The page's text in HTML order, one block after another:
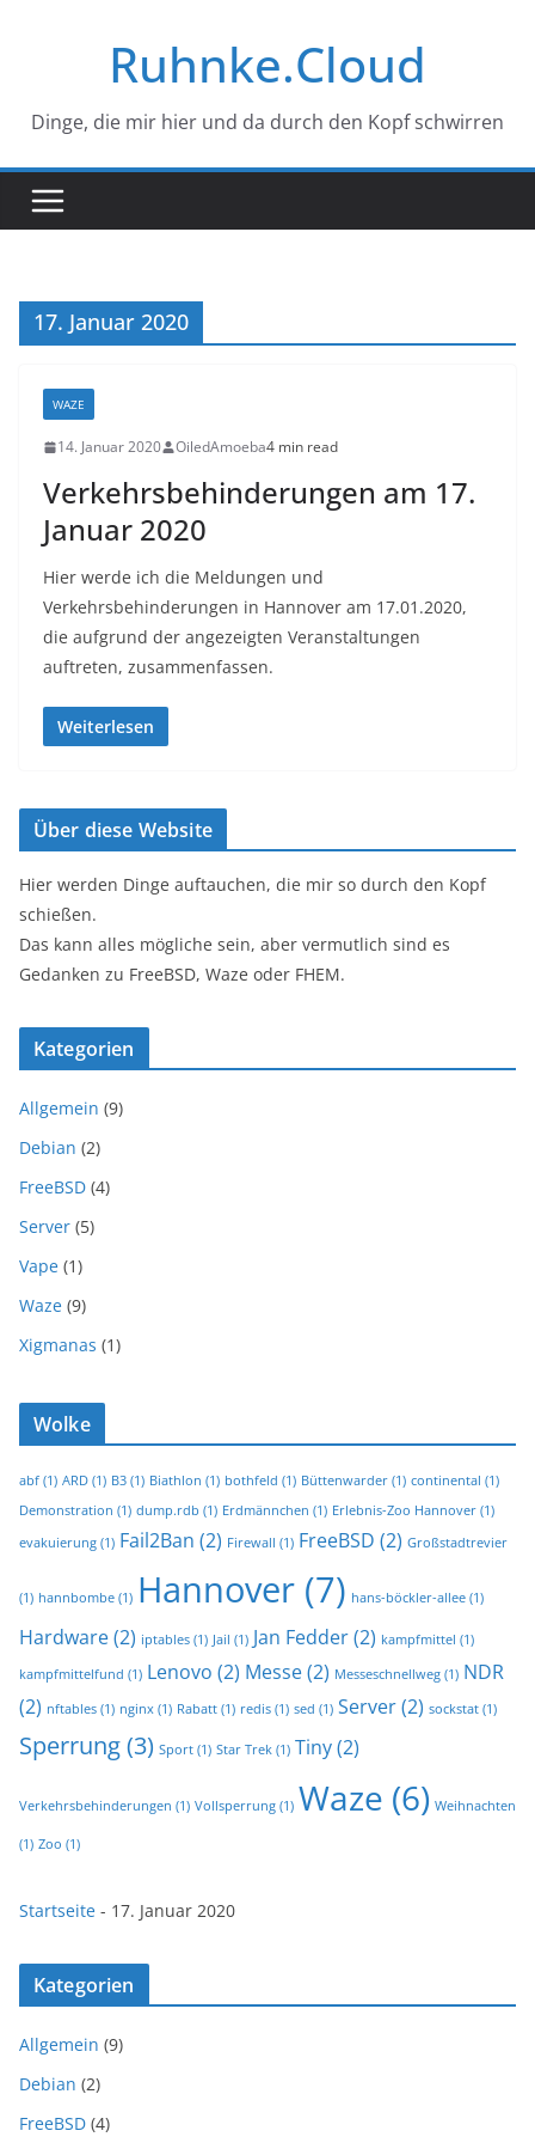
Ruhnke.Cloud
Dinge, die mir hier und da durch den Kopf schwirren
17. Januar 2020
WAZE
14. Januar 2020 OiledAmoeba4 min read
Verkehrsbehinderungen am 17.
Januar 2020
Hier werde ich die Meldungen und
Verkehrsbehinderungen in Hannover am 17.01.2020,
die aufgrund der angezeigten Veranstaltungen
auftreten, zusammenfassen.
Weiterlesen
Über diese Website
Hier werden Dinge auftauchen, die mir so durch den Kopf
schießen.
Das kann alles mögliche sein, aber vermutlich sind es
Gedanken zu FreeBSD, Waze oder FHEM.
Kategorien
Allgemein (9)
Debian (2)
FreeBSD (4)
Server (5)
Vape (1)
Waze (9)
Xigmanas (1)
Wolke
abf (1) ARD (1) B3 (1) Biathlon (1) bothfeld (1) Büttenwarder (1) continental (1)
Demonstration (1) dump.rdb (1) Erdmännchen (1) Erlebnis-Zoo Hannover (1)
evakuierung (1) Fail2Ban (2) Firewall (1) FreeBSD (2) Großstadtrevier
(1) hannbombe (1) Hannover (7) hans-böckler-allee (1)
Hardware(2) iptables (1) Jail (1) Jan Fedder(2) kampfmittel (1)
kampfmittelfund (1) Lenovo (2) Messe(2) Messeschnellweg (1) NDR
(2) nftables (1) nginx (1) Rabatt (1) redis (1) sed (1) Server(2) sockstat (1)
Sperrung(3) Sport (1) Star Trek (1) Tiny(2)
Verkehrsbehinderungen (1) Vollsperrung (1) Waze (6) Weihnachten
(1) Zoo (1)
Startseite - 17. Januar 2020
Kategorien
Allgemein (9)
Debian (2)
FreeBSD (4)